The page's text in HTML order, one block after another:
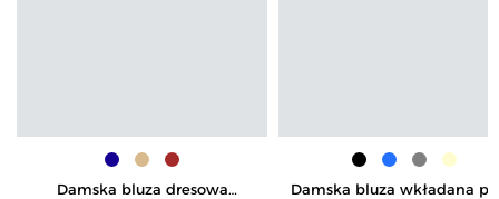
Damska bluza dresowa
Damska bluza wkładana